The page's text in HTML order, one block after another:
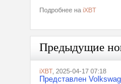
Подробнее на iXBT
Предыдущие
iXBT, 2025-04-17 07:18
Представлен